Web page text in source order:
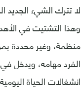
لا تترك الشيء
وهذا التشتيت في
منظمة، وغير محددة
الفرد مهامه، ويدخل
انشغالات الحياة